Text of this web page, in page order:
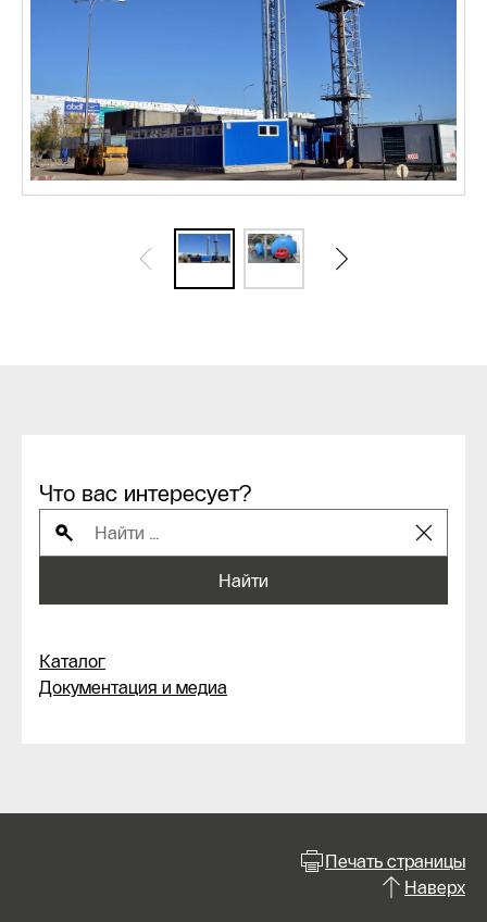
Что вас интересует?
Найти
Каталог
Документация и медиа
Печать страницы
Наверх